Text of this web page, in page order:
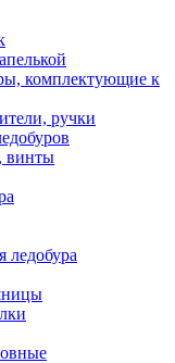
комплектующие к
ручки
винты
ледобура